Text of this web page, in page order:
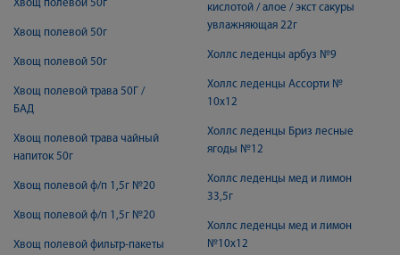
Хвощ полевой 50г
Хвощ полевой 50г
Хвощ полевой 50г
Хвощ полевой трава 50Г /
БАД
Хвощ полевой трава чайный
напиток 50г
Хвощ полевой ф/п 1,5г №20
Хвощ полевой ф/п 1,5г №20
Хвощ полевой фильтр-пакеты
кислотой / алое / экст сакуры
увлажняющая 22г
Холлс леденцы арбуз №9
Холлс леденцы Ассорти №
10х12
Холлс леденцы Бриз лесные
ягоды №12
Холлс леденцы мед и лимон
33,5г
Холлс леденцы мед и лимон
№10х12